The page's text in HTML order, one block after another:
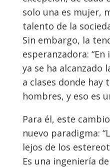
solo una es mujer,
talento de la
Sin embargo, la
esperanzadora:
ya se ha alcanzado
a clases donde hay
hombres, y eso es
Para él, este
nuevo paradigma:
lejos de los
Es una ingeniería